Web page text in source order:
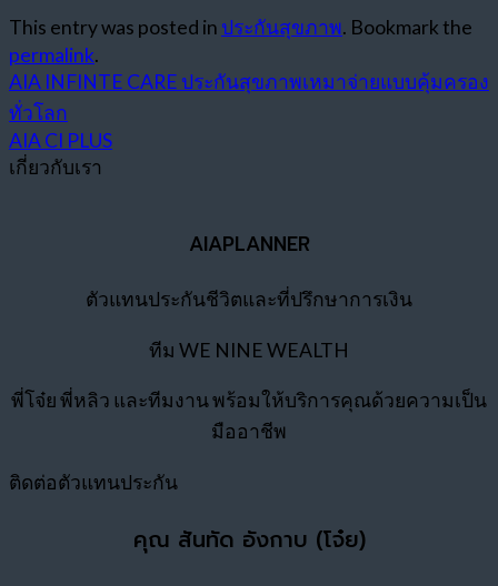
This entry was posted in ประกันสุขภาพ. Bookmark the
permalink.
AIA INFINTE CARE ประกันสุขภาพเหมาจ่ายแบบคุ้มครอง
ทั่วโลก
AIA CI PLUS
เกี่ยวกับเรา
AIAPLANNER
ตัวแทนประกันชีวิตและที่ปรึกษาการเงิน
ทีม WE NINE WEALTH
พี่โจ๋ย พี่หลิว และทีมงาน พร้อมให้บริการคุณด้วยความเป็น
มืออาชีพ
ติดต่อตัวแทนประกัน
คุณ สันทัด อังกาบ (โจ๋ย)